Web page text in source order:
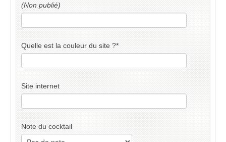
(Non publié)
Quelle est la couleur du site ?*
Site internet
Note du cocktail